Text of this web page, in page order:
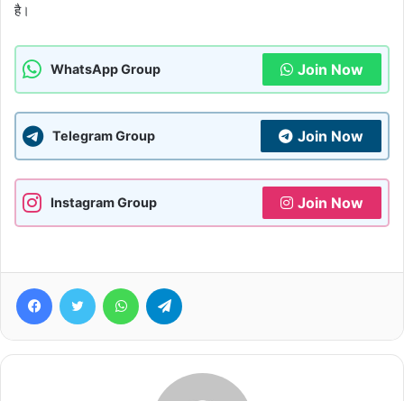
है।
WhatsApp Group Join Now
Telegram Group Join Now
Instagram Group Join Now
FacebookTwitter WhatsApp